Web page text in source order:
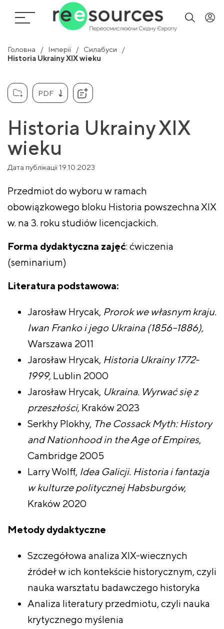
Головна Імперії
Силабуси
Historia Ukrainy XIX wieku
PDF
Historia Ukrainy XIX
wieku
Дата публікації 19.10.2023
Przedmiot do wyboru w ramach
obowiązkowego bloku Historia powszechna XIX
w. na 3. roku studiów licencjackich.
Forma dydaktyczna zajęć: ćwiczenia
(seminarium)
Literatura podstawowa:
Jarosław Hrycak, Prorok we własnym kraju.
Iwan Franko i jego Ukraina (1856–1886),
Warszawa 2011
Jarosław Hrycak, Historia Ukrainy 1772-
1999, Lublin 2000
Jarosław Hrycak, Ukraina. Wyrwać się z
przeszłości, Kraków 2023
Serkhy Plokhy, The Cossack Myth: History
and Nationhood in the Age of Empires,
Cambridge 2005
Larry Wolff, Idea Galicji. Historia i fantazja
w kulturze politycznej Habsburgów,
Kraków 2020
Metody dydaktyczne
Szczegółowa analiza XIX-wiecznych
źródeł w ich kontekście historycznym, czyli
nauka warsztatu badawczego historyka
Analiza literatury przedmiotu, czyli nauka
krytycznego myślenia